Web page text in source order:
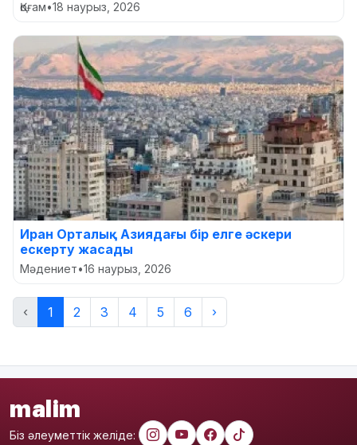
Қоғам•18 наурыз, 2026
Иран Орталық Азиядағы бір елге әскери
ескерту жасады
Мәдениет•16 наурыз, 2026
‹ 1 2 3 4 5 6 ›
malim
Біз әлеуметтік желіде: